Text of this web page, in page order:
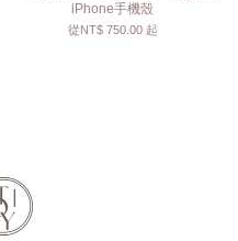
iPhone手機殼
從NT$ 750.00 起